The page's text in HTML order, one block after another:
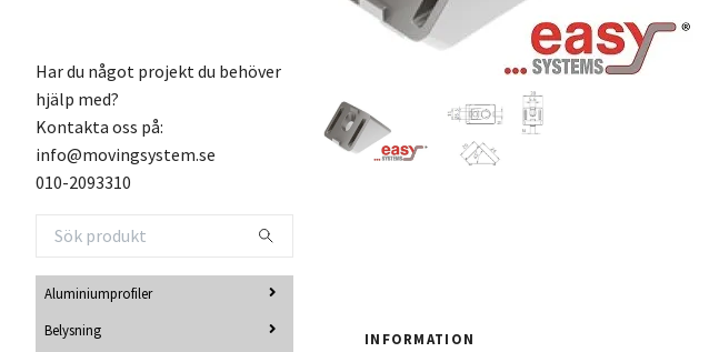
Har du något projekt du behöver
hjälp med?
Kontakta oss på:
info@movingsystem.se
010-2093310
Aluminiumprofiler
Belysning INFORMATION